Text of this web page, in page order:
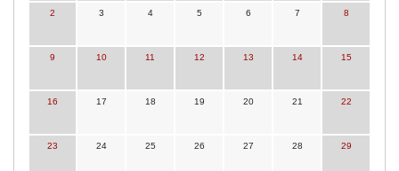
2 3 4 5 6 7 8
9 10 11 12 13 14 15
16 17 18 19 20 21 22
23 24 25 26 27 28 29